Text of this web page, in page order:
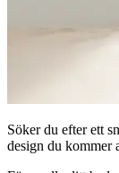
Söker du efter ett
design du kommer